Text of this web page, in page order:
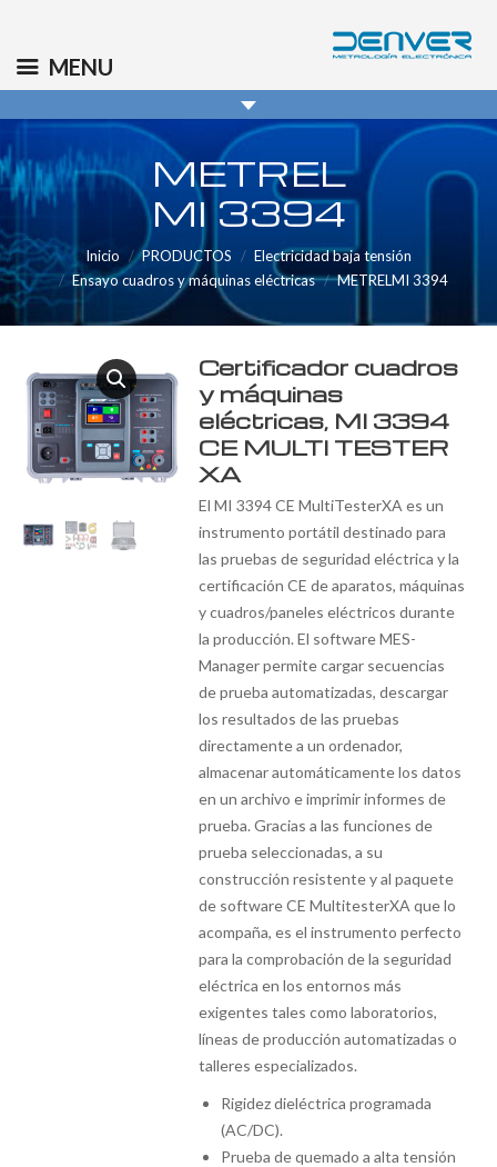
info@denver.es
METREL
MI 3394
Inicio PRODUCTOS
Electricidad baja tensión
Ensayo cuadros y máquinas eléctricas
METRELMI 3394
Certificador cuadros
y máquinas
eléctricas, MI 3394
CE MULTI TESTER
XA
El MI 3394 CE MultiTesterXA es un
instrumento portátil destinado para
las pruebas de seguridad eléctrica y la
certificación CE de aparatos, máquinas
y cuadros/paneles eléctricos durante
la producción. El software MES-
Manager permite cargar secuencias
de prueba automatizadas, descargar
los resultados de las pruebas
directamente a un ordenador,
almacenar automáticamente los datos
en un archivo e imprimir informes de
prueba. Gracias a las funciones de
prueba seleccionadas, a su
construcción resistente y al paquete
de software CE MultitesterXA que lo
acompaña, es el instrumento perfecto
para la comprobación de la seguridad
eléctrica en los entornos más
exigentes tales como laboratorios,
líneas de producción automatizadas o
talleres especializados.
Rigidez dieléctrica programada
(AC/DC).
Prueba de quemado a alta tensión
MENU